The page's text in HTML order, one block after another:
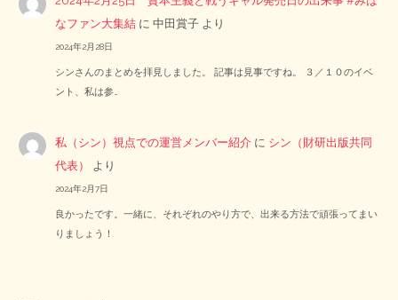
なファン大集結 に中田賞子 より
2024年2月28日
シンさんのまとめを拝見しました。 記事は見事ですね。 ３／１０のイベ
ント、私は参…
私（シン）視点での運営メンバー紹介 に シン（財研出版共同
代表）
より
2024年2月7日
良かったです。一緒に、それぞれのやり方で、出来る方法で頑張ってまい
りましょう！